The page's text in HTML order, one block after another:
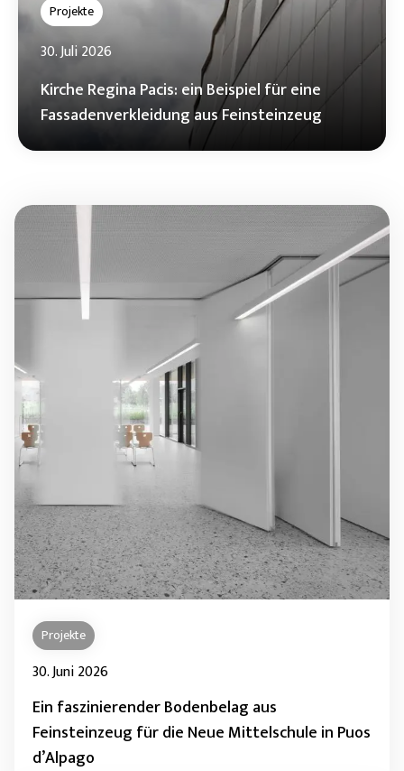
Projekte
30. Juli 2026
Kirche Regina Pacis: ein Beispiel für eine
Fassadenverkleidung aus Feinsteinzeug
Projekte
30. Juni 2026
Ein faszinierender Bodenbelag aus
Feinsteinzeug für die Neue Mittelschule in Puos
d’Alpago